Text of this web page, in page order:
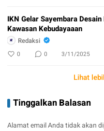
IKN Gelar Sayembara Desain
Kawasan Kebudayaaan
Redaksi
0 0 3/11/2025
Lihat
Tinggalkan Balasan
Alamat email Anda tidak akan